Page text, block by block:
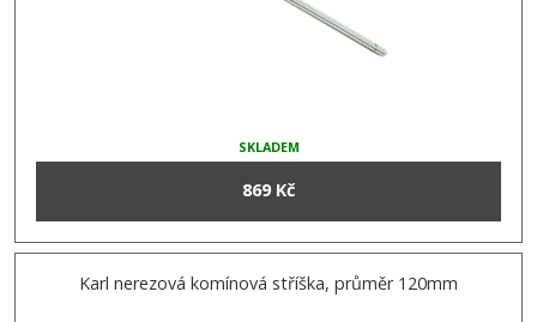
SKLADEM
869 Kč
Karl nerezová komínová stříška, průměr 120mm